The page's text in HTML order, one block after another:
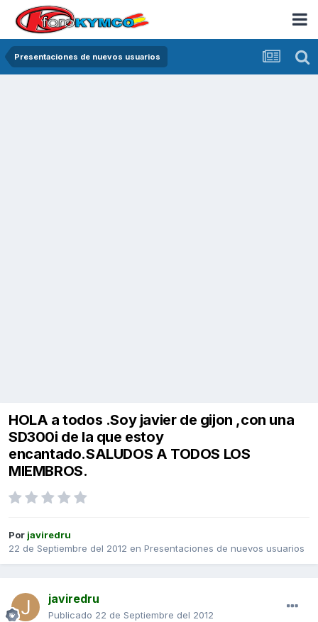
Presentaciones de nuevos usuarios
HOLA a todos .Soy javier de gijon ,con una
SD300i de la que estoy
encantado.SALUDOS A TODOS LOS
MIEMBROS.
Por javiredru
22 de Septiembre del 2012 en Presentaciones de nuevos usuarios
javiredru
Publicado 22 de Septiembre del 2012